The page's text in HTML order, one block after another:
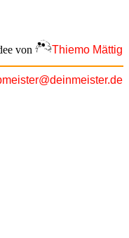
von Thiemo Mättig